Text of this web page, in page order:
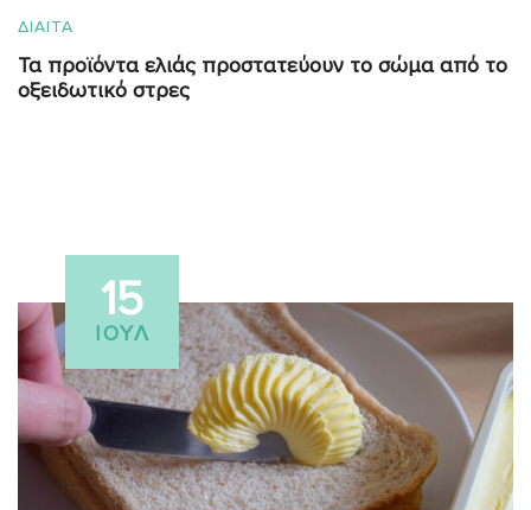
ΔΙΑΙΤΑ
Τα προϊόντα ελιάς προστατεύουν το σώμα από το
οξειδωτικό στρες
15
ΙΟΎΛ